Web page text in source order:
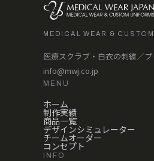
MEDICAL WEAR &
医療スクラブ・白衣の刺繍／プ
info@mwj.co.jp
MENU
ホーム
制作実績
商品一覧
デザインシミュレーター
チームオーダー
コンセプト
INFO